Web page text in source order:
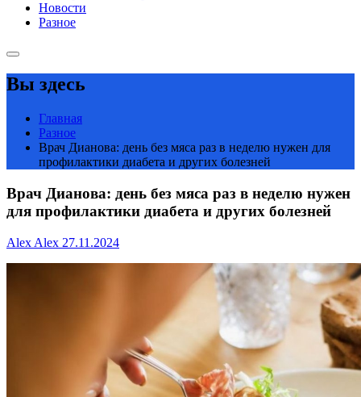
Новости
Разное
Вы здесь
Главная
Разное
Врач Дианова: день без мяса раз в неделю нужен для
профилактики диабета и других болезней
Врач Дианова: день без мяса раз в неделю нужен
для профилактики диабета и других болезней
Alex Alex 27.11.2024